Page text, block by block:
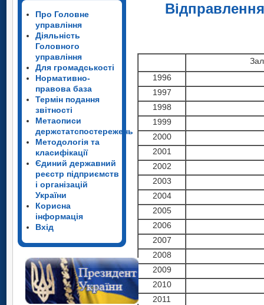
Про Головне
управління
Діяльність
Головного
управління
Для громадськості
Нормативно-
правова база
Термін подання
звітності
Метаописи
держстатспостережень
Методологія та
класифікації
Єдиний державний
реєстр підприємств
і організацій
України
Корисна
інформація
Вхід
1996
1997
1998
1999
2000
2001
2002
2003
2004
2005
2006
2007
2008
2009
2010
2011